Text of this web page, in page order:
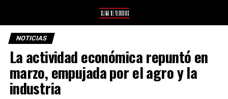
NOTICIAS
La actividad económica repuntó en
marzo, empujada por el agro y la
industria